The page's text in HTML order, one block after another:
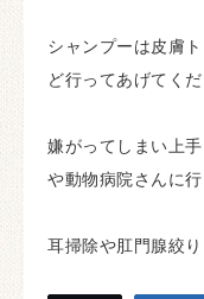
シャンプーは皮膚
ど行ってあげてくだ
嫌がってしまい上
や動物病院さんに
耳掃除や肛門腺絞